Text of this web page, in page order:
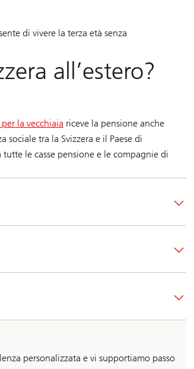
di vivere la terza età senza
all’estero?
la vecchiaia riceve la pensione anche
sociale tra la Svizzera e il Paese di
le casse pensione e le compagnie di
personalizzata e vi supportiamo passo